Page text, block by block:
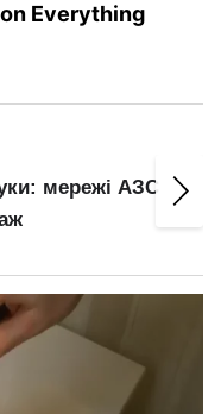
Everything
без опалення: